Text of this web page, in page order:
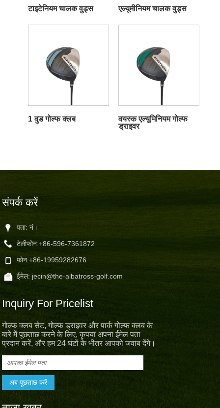
टाइटेनियम चालक वुड्स एल्यूमीनियम चालक वुड्स
1 वुड गोल्फ क्लब
वयस्क एल्यूमिनियम गोल्फ
ड्राइवर
संपर्क करें
पता: नं।
टेलीफोन:+86-596-7361872
फ़ोन:+86-19959282676
ईमेल: jecin@the-albatross-golf.com
Inquiry For Pricelist
गोल्फ क्लब सेट, गोल्फ ड्राइवर और पार्क गोल्फ क्लब के
बारे में पूछताछ करने के लिए, कृपया अपना ईमेल पता
प्रदान करें, और हम 24 घंटों के भीतर आपको जवाब देंगे।